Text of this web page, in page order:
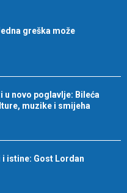
greška može
u novo poglavlje: Bileća
muzike i smijeha
i istine: Gost Lordan